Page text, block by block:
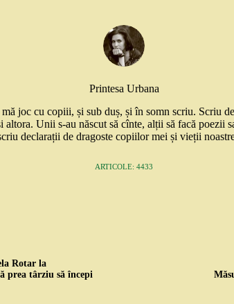
Printesa Urbana
joc cu copiii, și sub duș, și în somn scriu. Scriu
altora. Unii s-au născut să cînte, alții să facă poezii
declarații de dragoste copiilor mei și vieții
ARTICOLE: 4433
Rotar la
prea târziu să începi